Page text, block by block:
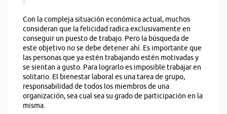
Con la compleja situación económica actual, muchos
consideran que la felicidad radica exclusivamente en
conseguir un puesto de trabajo. Pero la búsqueda de
este objetivo no se debe detener ahí. Es importante que
las personas que ya estén trabajando estén motivadas y
se sientan a gusto. Para lograrlo es imposible trabajar en
solitario. El bienestar laboral es una tarea de grupo,
responsabilidad de todos los miembros de una
organización, sea cual sea su grado de participación en la
misma.